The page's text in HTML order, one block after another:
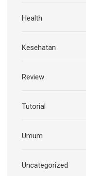
Health
Kesehatan
Review
Tutorial
Umum
Uncategorized